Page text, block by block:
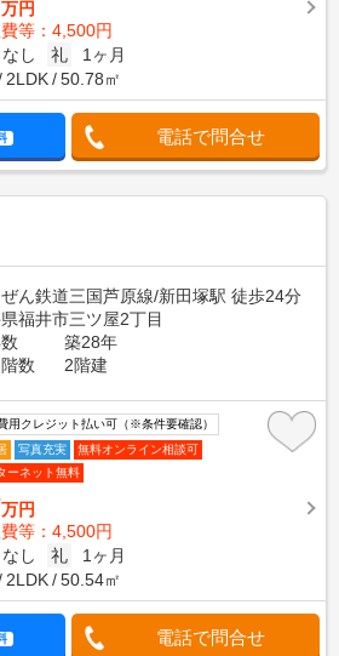
万円
等：4,500円
なし 礼
1ヶ月
2LDK 50.78㎡
電話で問合せ
ん鉄道三国芦原線/新田塚駅 徒歩24分
福井市三ツ屋2丁目
築28年
数
2階建
用クレジット払い可（※条件要確認）
写真充実
無料オンライン相談可
ーネット無料
万円
等：4,500円
なし 礼
1ヶ月
2LDK 50.54㎡
電話で問合せ